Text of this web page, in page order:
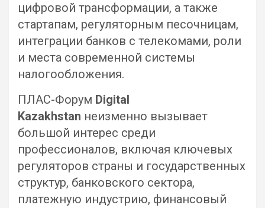
цифровой трансформации, а также
стартапам, регуляторным песочницам,
интеграции банков с телекомами, роли
и места современной системы
налогообложения.
ПЛАС-Форум Digital
Kazakhstan неизменно вызывает
большой интерес среди
профессионалов, включая ключевых
регуляторов страны и государственных
структур, банковского сектора,
платежную индустрию, финансовый